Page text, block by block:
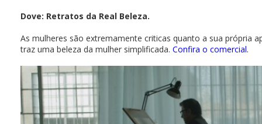
Dove: Retratos da Real Beleza.
As mulheres são extremamente criticas quanto a sua própria
traz uma beleza da mulher simplificada. Confira o comercial.